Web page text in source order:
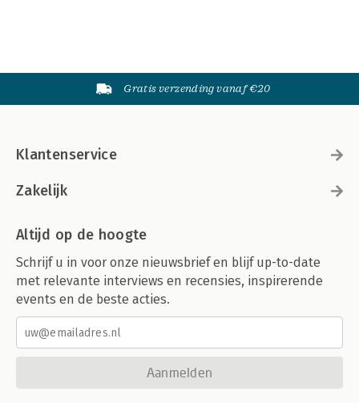
Gratis verzending vanaf €20
Klantenservice
Zakelijk
Altijd op de hoogte
Schrijf u in voor onze nieuwsbrief en blijf up-to-date
met relevante interviews en recensies, inspirerende
events en de beste acties.
Aanmelden